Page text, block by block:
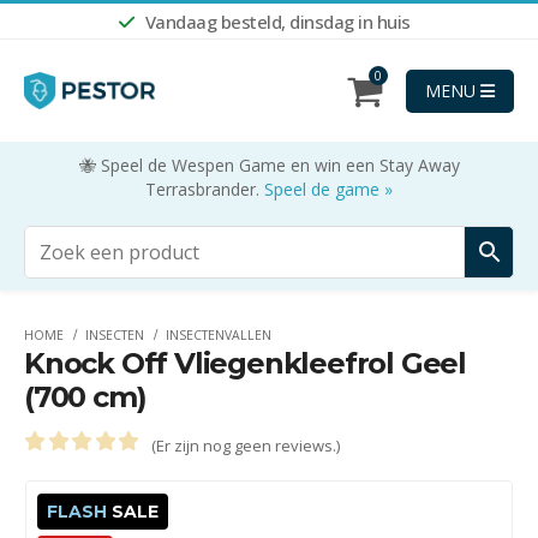
Vandaag besteld, dinsdag in huis
0
MENU
🐝 Speel de Wespen Game en win een Stay Away
Terrasbrander. Speel de game »
HOME INSECTEN INSECTENVALLEN
Knock Off Vliegenkleefrol Geel
(700 cm)
(Er zijn nog geen reviews.)
FLASH SALE